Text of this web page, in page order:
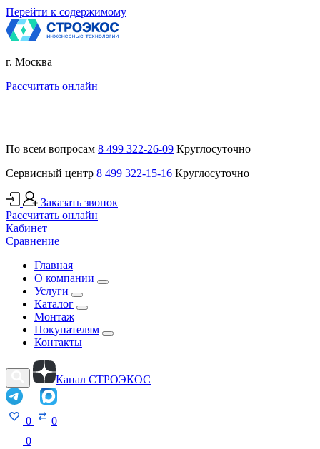
Перейти к содержимому
г. Москва
Рассчитать онлайн
По всем вопросам 8 499 322-26-09 Круглосуточно
Сервисный центр 8 499 322-15-16 Круглосуточно
Заказать звонок
Рассчитать онлайн
Кабинет
Сравнение
Главная
О компании
Услуги
Каталог
Монтаж
Покупателям
Контакты
Канал СТРОЭКОС
0
0
0